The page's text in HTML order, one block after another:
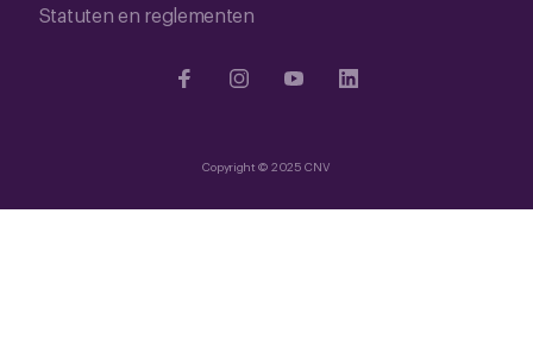
Statuten en reglementen
Copyright © 2025 CNV